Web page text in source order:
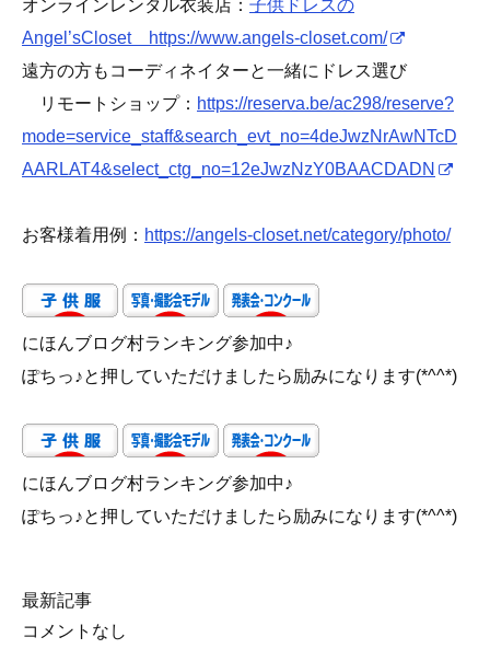
オンラインレンタル衣装店： 子供ドレスの
Angel’sCloset https://www.angels-closet.com/
遠方の方もコーディネイターと一緒にドレス選び
リモートショップ： https://reserva.be/ac298/reserve?
mode=service_staff&search_evt_no=4deJwzNrAwNTcD
AARLAT4&select_ctg_no=12eJwzNzY0BAACDADN
お客様着用例： https://angels-closet.net/category/photo/
にほんブログ村ランキング参加中♪
ぽちっ♪と押していただけましたら励みになります(*^^*)
にほんブログ村ランキング参加中♪
ぽちっ♪と押していただけましたら励みになります(*^^*)
最新記事
コメントなし